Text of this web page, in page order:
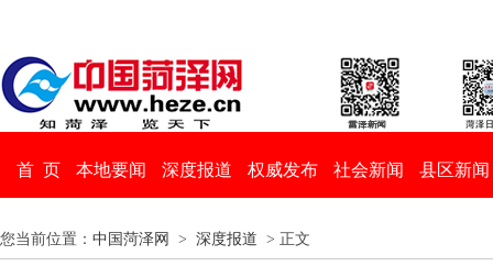
首 页 本地要闻 深度报道 权威发布 社会新闻 县区新闻
您当前位置： 中国菏泽网 > 深度报道 > 正文